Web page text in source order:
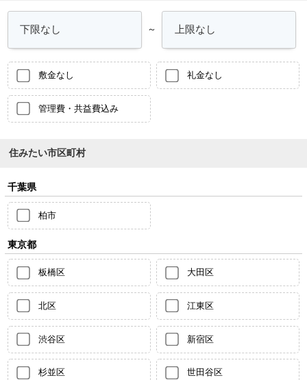
～
敷金なし 礼金なし
管理費・共益費込み
住みたい市区町村
千葉県
柏市
東京都
板橋区 大田区
北区 江東区
渋谷区 新宿区
杉並区 世田谷区